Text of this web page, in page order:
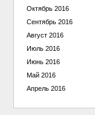
Октябрь 2016
Сентябрь 2016
Август 2016
Июль 2016
Июнь 2016
Май 2016
Апрель 2016